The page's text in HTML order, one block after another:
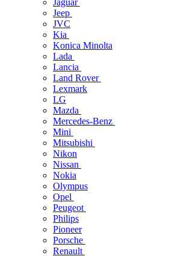
Jaguar
Jeep
JVC
Kia
Konica Minolta
Lada
Lancia
Land Rover
Lexmark
LG
Mazda
Mercedes-Benz
Mini
Mitsubishi
Nikon
Nissan
Nokia
Olympus
Opel
Peugeot
Philips
Pioneer
Porsche
Renault